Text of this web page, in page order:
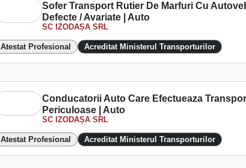
Sofer Transport Rutier De Marfuri Cu
Defecte / Avariate | Auto
SC IZODAȘA SRL
Atestat Profesional Acreditat Ministerul Transporturilor
Conducatorii Auto Care Efectueaza
Periculoase | Auto
SC IZODAȘA SRL
Atestat Profesional Acreditat Ministerul Transporturilor